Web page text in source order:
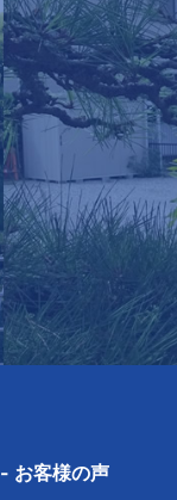
- お客様の声